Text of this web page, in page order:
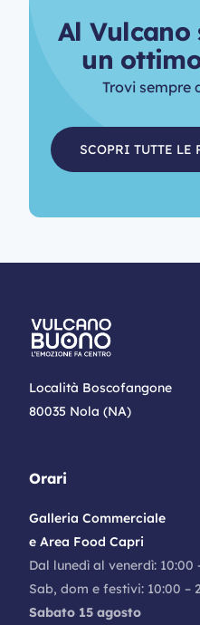
Al Vulcano
un ottim
Trovi sempre
SCOPRI TUTTE LE
Località Boscofangone
80035 Nola (NA)
Orari
Galleria Commerciale
e Area Food Capri
Dal lunedì al venerdì: 10:00
Sab, dom e festivi: 10:00 –
Sabato 15 agosto